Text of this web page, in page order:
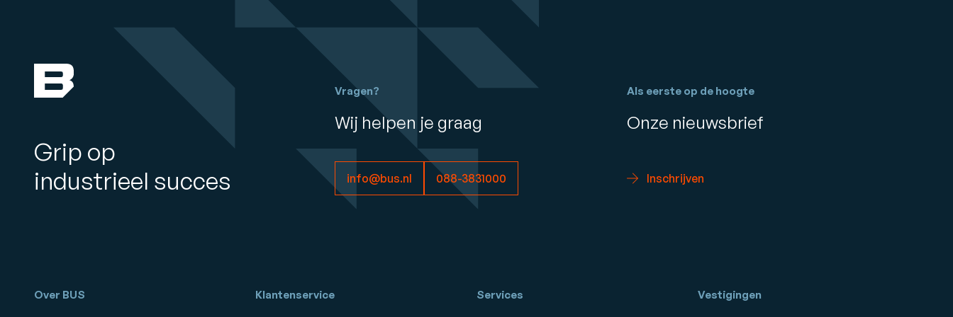
Grip op
industrieel succes
Vragen?
Wij helpen je graag
info@bus.nl 088-3831000
Als eerste op de hoogte
Onze nieuwsbrief
Inschrijven
Over BUS Klantenservice Services Vestigingen